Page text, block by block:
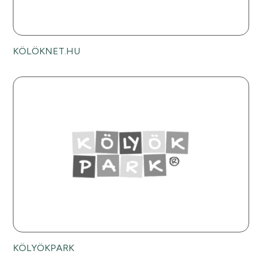
KÖLÖKNET.HU
KÖLYÖKPARK